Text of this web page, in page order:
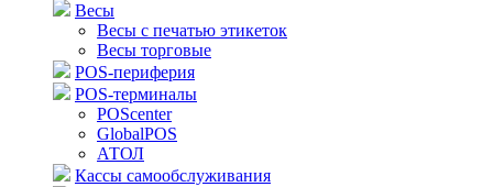
Весы
Весы с печатью этикеток
Весы торговые
POS-периферия
POS-терминалы
POScenter
GlobalPOS
АТОЛ
Кассы самообслуживания